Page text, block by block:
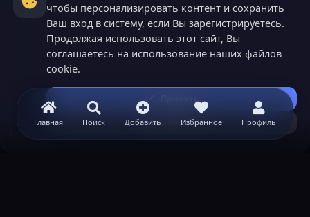
Главная Поиск Добавить Избранное Профиль
чтобы персонализировать контент и сохранить
Ваш вход в систему, если Вы зарегистрируетесь.
Продолжая использовать этот сайт, Вы
соглашаетесь на использование наших файлов
cookie.
Принять
Узнать больше...